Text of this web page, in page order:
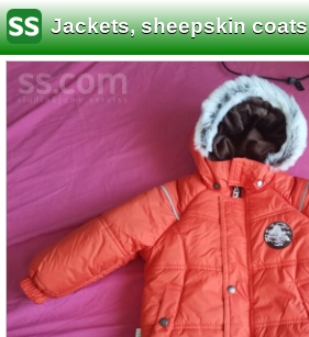
Jackets, sheepskin coats